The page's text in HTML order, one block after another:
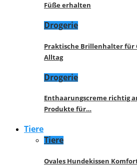
Füße erhalten
Drogerie
Praktische Brillenhalter für
Alltag
Drogerie
Enthaarungscreme richtig
Produkte für…
Tiere
Tiere
Ovales Hundekissen